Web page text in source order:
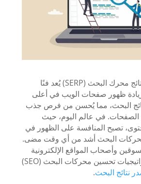
تحسين صفحات نتائج محرك البحث (SERP) يُعد فنًا
ظهور صفحات الويب في أعلى
البحث، مما يُحسن من فرص جذب
الصفحات. في عالم اليوم، حيث
تصبح المنافسة على الظهور في
البحث أشد من أي وقت مضى.
وأصحاب المواقع الإلكترونية
فهم وتطبيق استراتيجيات تحسين محركات البحث (SEO)
نتائج البحث.